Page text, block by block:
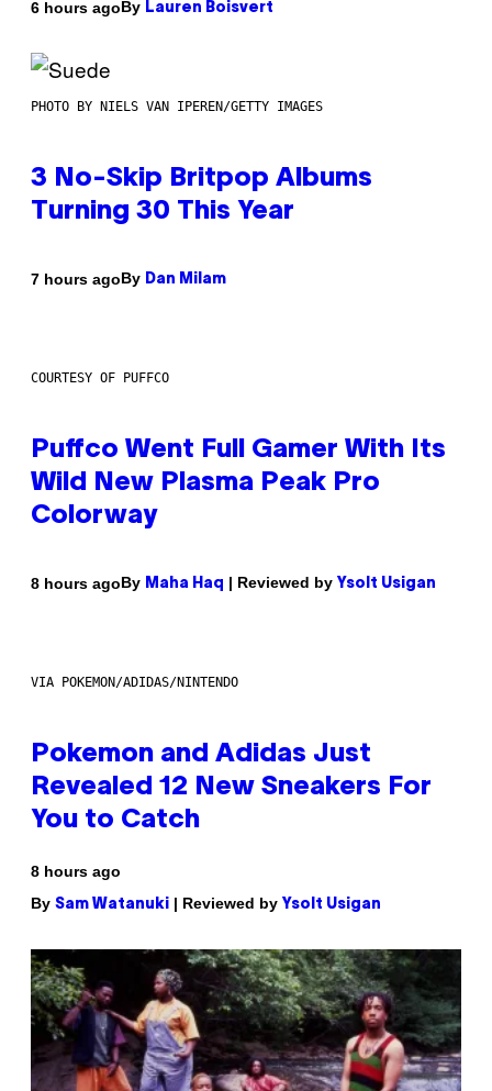
6 hours agoBy Lauren Boisvert
PHOTO BY NIELS VAN IPEREN/GETTY IMAGES
3 No-Skip Britpop Albums
Turning 30 This Year
7 hours agoBy Dan Milam
COURTESY OF PUFFCO
Puffco Went Full Gamer With Its
Wild New Plasma Peak Pro
Colorway
8 hours agoBy Maha Haq | Reviewed by Ysolt Usigan
VIA POKEMON/ADIDAS/NINTENDO
Pokemon and Adidas Just
Revealed 12 New Sneakers For
You to Catch
8 hours ago
By Sam Watanuki | Reviewed by Ysolt Usigan